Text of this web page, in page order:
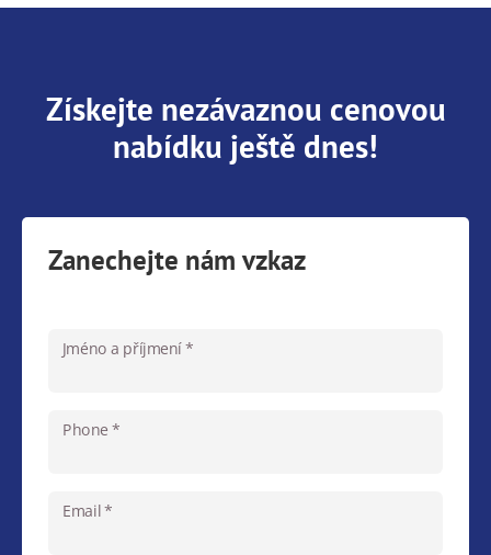
Získejte nezávaznou cenovou
nabídku ještě dnes!
Zanechejte nám vzkaz
Jméno a příjmení *
Phone *
Email *